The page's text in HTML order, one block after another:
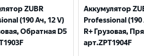
ZUBR
(190 Ач, 12 V)
Обратная D5
Аккумулятор
Professional (190
R+ Грузовая,
арт.ZPT1904F